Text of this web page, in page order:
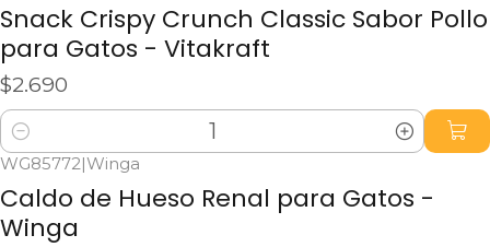
Snack Crispy Crunch Classic Sabor Pollo
para Gatos - Vitakraft
$2.690
Cantidad
WG85772|Winga
Caldo de Hueso Renal para Gatos -
Winga